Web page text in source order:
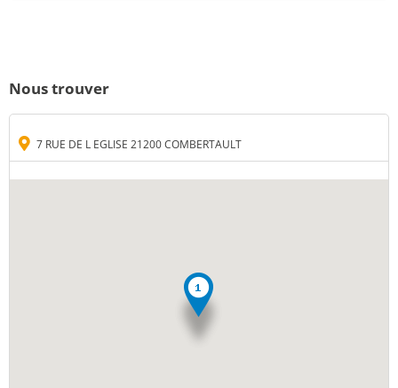
Nous trouver
7 RUE DE L EGLISE 21200 COMBERTAULT